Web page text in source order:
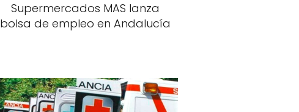
Supermercados MAS lanza
bolsa de empleo en Andalucía